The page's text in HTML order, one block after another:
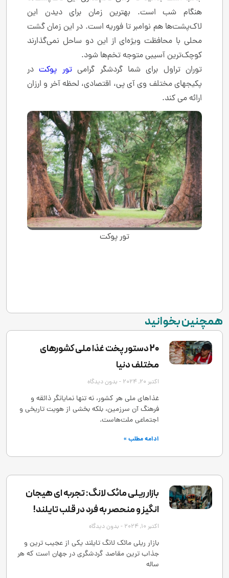
هنگام شب است. بهترین زمان برای دیدن این
لاک‌پشت‌ها هم نوامبر تا فوریه است. در این زمان گشت
محلی با محافظت ویژه‌ای از این دو ساحل نمی‌گذارند
کوچک‌ترین آسیبی متوجه تخم‌ها شود.
توران تراول برای شما گردشگر گرامیتور پوکتدر
پکیجهای مختلف وی آی پی، اقتصادی، لحظه آخر و ارزان
ارائه می کند.
تور پوکت
همچنین بخوانید
20 دستور پخت غذا ملی کشورهای
مختلف دنیا
اکتبر 20, 2024 بدون دیدگاه
غذاهای ملی هر کشور، نه تنها نمایانگر ذائقه و
فرهنگ آن سرزمین، بلکه بخشی از هویت تاریخی و
اجتماعی ملت‌هاست.
ادامه مطلب »
بازار ریلی مائک لانگ: تجربه ‌ای هیجان
‌انگیز و منحصر به‌ فرد در قلب تایلند!
اکتبر 10, 2024 بدون دیدگاه
بازار ریلی مائک لانگ تایلند یکی از عجیب ‌ترین و
جذاب ‌ترین مقاصد گردشگری در جهان است که هر
ساله